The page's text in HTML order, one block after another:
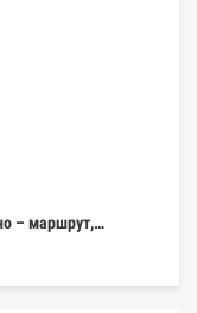
– маршрут,…